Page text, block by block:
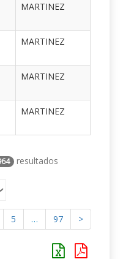
MARTINEZ
MARTINEZ
MARTINEZ
MARTINEZ
resultados
5 … 97 >